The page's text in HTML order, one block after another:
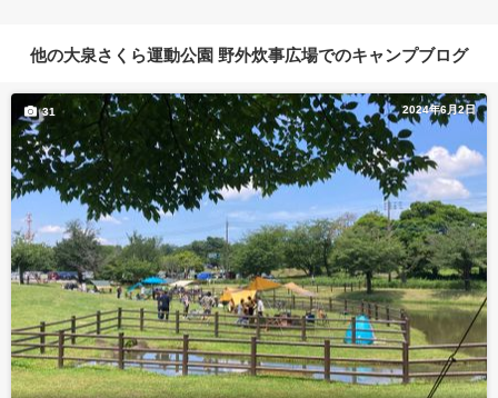
他の大泉さくら運動公園 野外炊事広場でのキャンプブログ
2024年6月2日
31